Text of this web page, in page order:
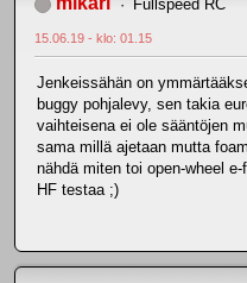
Fullspeed RC
15.06.19 - klo: 01.15
Jenkeissähän on
buggy pohjalevy, sen takia
vaihteisena ei ole sääntöjen
sama millä ajetaan mutta
nähdä miten toi open-wheel
HF testaa ;)